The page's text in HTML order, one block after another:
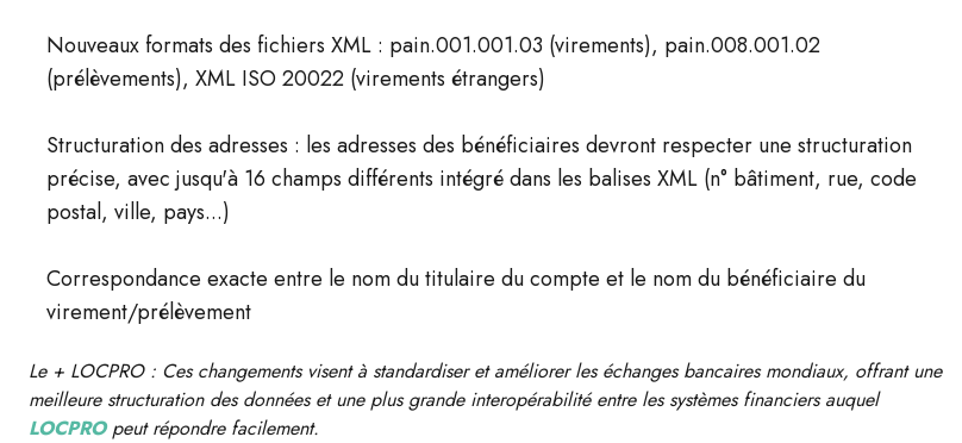
Nouveaux formats des fichiers XML : pain.001.001.03 (virements), pain.008.001.02
(prélèvements), XML ISO 20022 (virements étrangers)
Structuration des adresses : les adresses des bénéficiaires devront respecter une structuration
précise, avec jusqu'à 16 champs différents intégré dans les balises XML (n° bâtiment, rue, code
postal, ville, pays...)
Correspondance exacte entre le nom du titulaire du compte et le nom du bénéficiaire du
virement/prélèvement
Le + LOCPRO : Ces changements visent à standardiser et améliorer les échanges bancaires mondiaux, offrant une
meilleure structuration des données et une plus grande interopérabilité entre les systèmes financiers auquel
LOCPROpeut répondre facilement.